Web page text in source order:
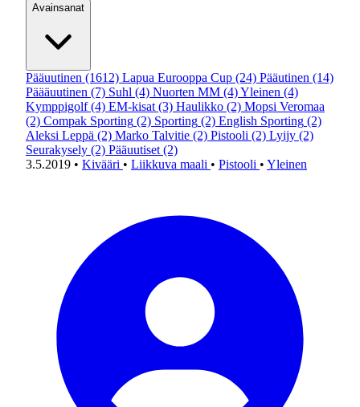
Avainsanat
Pääuutinen (1612) Lapua Eurooppa Cup (24) Pääutinen (14)
Päääuutinen (7) Suhl (4) Nuorten MM (4)Yleinen (4)
Kymppigolf (4) EM-kisat (3) Haulikko (2) Mopsi Veromaa
(2) Compak Sporting (2) Sporting (2) English Sporting (2)
Aleksi Leppä (2) Marko Talvitie (2) Pistooli (2) Lyijy (2)
Seurakysely (2) Pääuutiset (2)
3.5.2019 • Kivääri • Liikkuva maali • Pistooli • Yleinen